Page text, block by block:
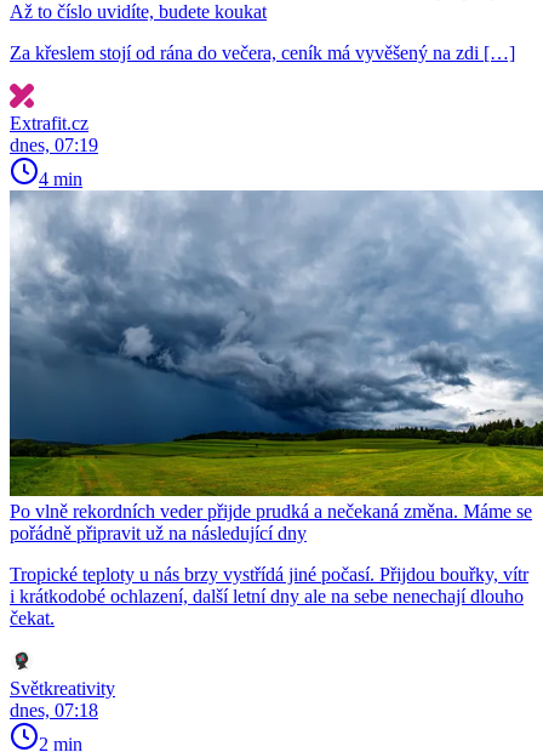
Až to číslo uvidíte, budete koukat
Za křeslem stojí od rána do večera, ceník má vyvěšený na zdi […]
Extrafit.cz
dnes, 07:19
4 min
Po vlně rekordních veder přijde prudká a nečekaná změna. Máme se
pořádně připravit už na následující dny
Tropické teploty u nás brzy vystřídá jiné počasí. Přijdou bouřky, vítr
i krátkodobé ochlazení, další letní dny ale na sebe nenechají dlouho
čekat.
Světkreativity
dnes, 07:18
2 min